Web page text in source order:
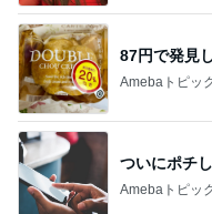
87円で発見
Amebaトピッ
ついにポチ
Amebaトピッ